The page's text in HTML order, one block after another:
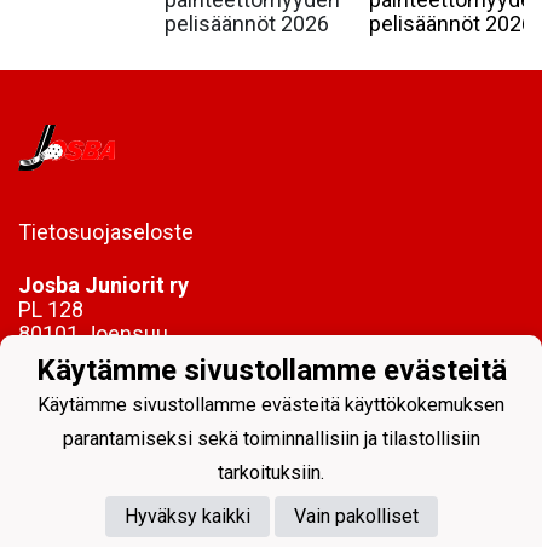
pelisäännöt 2026
pelisäännöt
Tietosuojaseloste
Josba Juniorit ry
PL 128
80101 Joensuu
toimisto@josbajuniorit.fi
Powered by
Käytämme sivustollamme evästeitä
Käytämme sivustollamme evästeitä käyttökokemuksen
parantamiseksi sekä toiminnallisiin ja tilastollisiin
tarkoituksiin.
Hyväksy kaikki
Vain pakolliset